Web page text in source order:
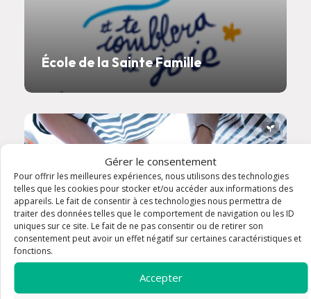
Gérer le consentement
Pour offrir les meilleures expériences, nous utilisons des technologies
telles que les cookies pour stocker et/ou accéder aux informations des
appareils. Le fait de consentir à ces technologies nous permettra de
traiter des données telles que le comportement de navigation ou les ID
uniques sur ce site. Le fait de ne pas consentir ou de retirer son
consentement peut avoir un effet négatif sur certaines caractéristiques et
fonctions.
Accepter
École de la Sainte Famille